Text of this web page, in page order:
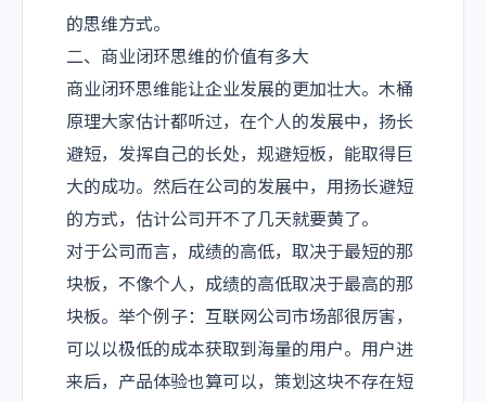
的思维方式。
二、商业闭环思维的价值有多大
商业闭环思维能让企业发展的更加壮大。 木桶
原理大家估计都听过，在个人的发展中，扬长
避短，发挥自己的长处，规避短板，能取得巨
大的成功。然后在公司的发展中，用扬长避短
的方式，估计公司开不了几天就要黄了。
对于公司而言，成绩的高低，取决于最短的那
块板，不像个人，成绩的高低取决于最高的那
块板。举个例子：互联网公司市场部很厉害，
可以以极低的成本获取到海量的用户。用户进
来后，产品体验也算可以，策划这块不存在短